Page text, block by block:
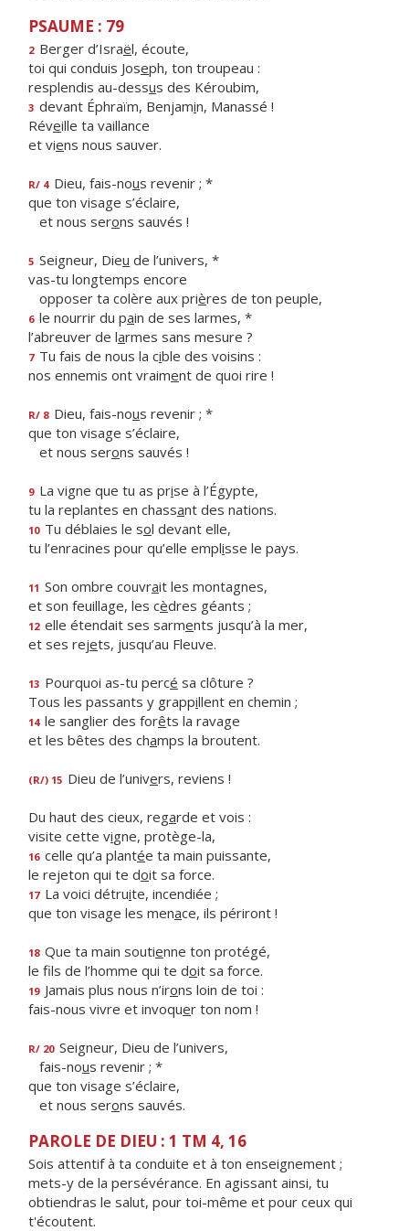
PSAUME : 79
2 Berger d’Israël, écoute,
toi qui conduis Joseph, ton troupeau :
resplendis au-dessus des Kéroubim,
3 devant Éphraïm, Benjamin, Manassé !
Réveille ta vaillance
et viens nous sauver.
R/ 4 Dieu, fais-nous revenir ; *
que ton visage s’éclaire,
et nous serons sauvés !
5 Seigneur, Dieu de l’univers, *
vas-tu longtemps encore
opposer ta colère aux prières de ton peuple,
6 le nourrir du pain de ses larmes, *
l’abreuver de larmes sans mesure ?
7 Tu fais de nous la cible des voisins :
nos ennemis ont vraiment de quoi rire !
R/ 8 Dieu, fais-nous revenir ; *
que ton visage s’éclaire,
et nous serons sauvés !
9 La vigne que tu as prise à l’Égypte,
tu la replantes en chassant des nations.
10 Tu déblaies le sol devant elle,
tu l’enracines pour qu’elle emplisse le pays.
11 Son ombre couvrait les montagnes,
et son feuillage, les cèdres géants ;
12 elle étendait ses sarments jusqu’à la mer,
et ses rejets, jusqu’au Fleuve.
13 Pourquoi as-tu percé sa clôture ?
Tous les passants y grappillent en chemin ;
14 le sanglier des forêts la ravage
et les bêtes des champs la broutent.
(R/) 15 Dieu de l’univers, reviens !
Du haut des cieux, regarde et vois :
visite cette vigne, protège-la,
16 celle qu’a plantée ta main puissante,
le rejeton qui te doit sa force.
17 La voici détruite, incendiée ;
que ton visage les menace, ils périront !
18 Que ta main soutienne ton protégé,
le fils de l’homme qui te doit sa force.
19 Jamais plus nous n’irons loin de toi :
fais-nous vivre et invoquer ton nom !
R/ 20 Seigneur, Dieu de l’univers,
fais-nous revenir ; *
que ton visage s’éclaire,
et nous serons sauvés.
PAROLE DE DIEU : 1 TM 4, 16
Sois attentif à ta conduite et à ton enseignement ;
mets-y de la persévérance. En agissant ainsi, tu
obtiendras le salut, pour toi-même et pour ceux qui
t'écoutent.